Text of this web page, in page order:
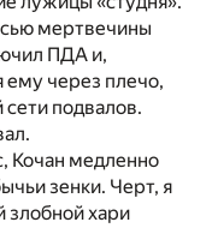
мертвечины
ПДА и,
ему через плечо,
подвалов.
Кочан медленно
зенки. Черт, я
злобной хари